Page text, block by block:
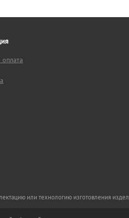
или технологию изготовления